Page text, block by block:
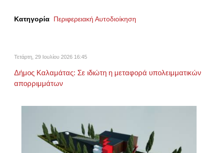
Κατηγορία Περιφερειακή Αυτοδιοίκηση
Τετάρτη, 29 Ιουλίου 2026 16:45
Δήμος Καλαμάτας: Σε ιδιώτη η μεταφορά υπολειμματικών
απορριμμάτων